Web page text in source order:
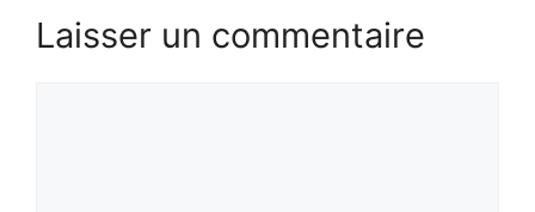
Laisser un commentaire